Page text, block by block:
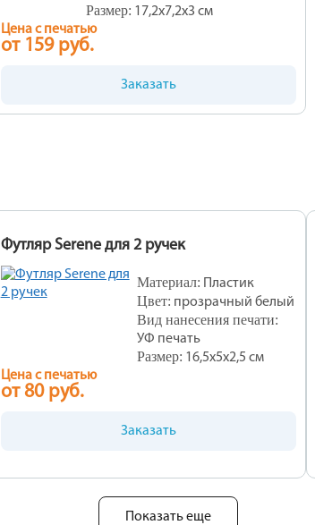
Размер: 17,2х7,2х3 см
Цена с печатью
от 159 руб.
Заказать
Футляр Serene для 2 ручек
Материал: Пластик
Цвет: прозрачный белый
Вид нанесения печати:
УФ печать
Размер: 16,5х5х2,5 см
Цена с печатью
от 80 руб.
Заказать
Показать еще